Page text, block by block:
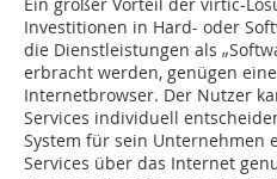
Ein großer Vorteil der virtic-
Investitionen in Hard- oder
die Dienstleistungen als
erbracht werden, genügen
Internetbrowser. Der Nutzer
Services individuell
System für sein Unternehmen
Services über das Internet